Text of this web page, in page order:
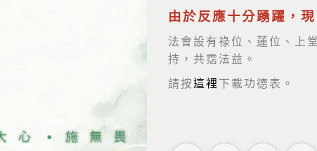
由於反應十分踴躍，
法會設有祿位、蓮位、上
持，共霑法益。
請按這裡下載功德表。